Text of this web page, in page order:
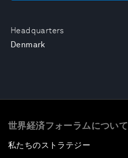
Headquarters
Denmark
世界経済フォーラムについて
私たちのストラテジー